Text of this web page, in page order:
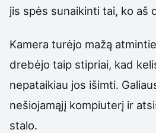
jis spės sunaikinti tai, ko aš
Kamera turėjo mažą
drebėjo taip stipriai, kad
nepataikiau jos išimti.
nešiojamąjį kompiuterį ir
stalo.